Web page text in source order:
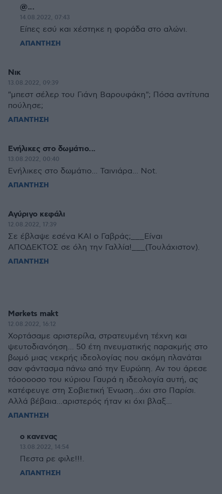
@...
14.08.2022, 07:43
Είπες εσύ και χέστηκε η φοράδα στο αλώνι.
ΑΠΑΝΤΗΣΗ
Νικ
13.08.2022, 09:39
"μπεστ σέλερ του Γιάνη Βαρουφάκη"; Πόσα αντίτυπα
πούλησε;
ΑΠΑΝΤΗΣΗ
Ενήλικες στο δωμάτιο...
13.08.2022, 00:40
Ενήλικες στο δωμάτιο... Ταινιάρα... Not.
ΑΠΑΝΤΗΣΗ
Αγύριγο κεφάλι
12.08.2022, 17:39
Σε έβλαψε εσένα ΚΑΙ ο Γαβράς;___Είναι
ΑΠΟΔΕΚΤΟΣ σε όλη την Γαλλία!___(Τουλάχιστον).
ΑΠΑΝΤΗΣΗ
Μørkets makt
12.08.2022, 16:12
Χορτάσαμε αριστερίλα, στρατευμένη τέχνη και
ψευτοδιανόηση... 50 έτη πνευματικής παρακμής στο
βωμό μιας νεκρής ιδεολογίας που ακόμη πλανάται
σαν φάντασμα πάνω από την Ευρώπη. Αν του άρεσε
τόοοοοσο του κύριου Γαυρά η ιδεολογία αυτή, ας
κατέφευγε στη Σοβιετική Ένωση...όχι στο Παρίσι.
Αλλά βέβαια...αριστερός ήταν κι όχι βλαξ...
ΑΠΑΝΤΗΣΗ
ο κανενας
13.08.2022, 14:54
Πεστα ρε φιλε!!!.
ΑΠΑΝΤΗΣΗ